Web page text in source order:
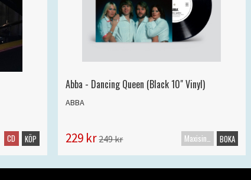
CD KÖP
Abba - Dancing Queen (Black 10" Vinyl)
ABBA
229 kr249 kr Maxisingel BOKA